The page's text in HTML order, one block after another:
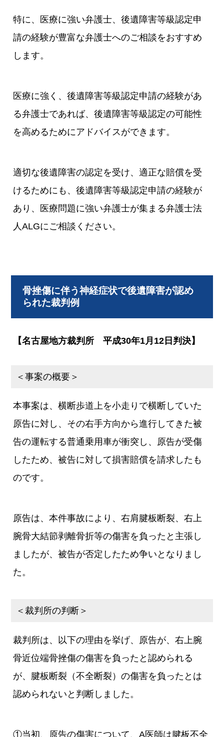
特に、医療に強い弁護士、後遺障害等級認定申
請の経験が豊富な弁護士へのご相談をおすすめ
します。
医療に強く、後遺障害等級認定申請の経験があ
る弁護士であれば、後遺障害等級認定の可能性
を高めるためにアドバイスができます。
適切な後遺障害の認定を受け、適正な賠償を受
けるためにも、後遺障害等級認定申請の経験が
あり、医療問題に強い弁護士が集まる弁護士法
人ALGにご相談ください。
骨挫傷に伴う神経症状で後遺障害が認め
られた裁判例
【名古屋地方裁判所 平成30年1月12日判決】
＜事案の概要＞
本事案は、横断歩道上を小走りで横断していた
原告に対し、その右手方向から進行してきた被
告の運転する普通乗用車が衝突し、原告が受傷
したため、被告に対して損害賠償を請求したも
のです。
原告は、本件事故により、右肩腱板断裂、右上
腕骨大結節剥離骨折等の傷害を負ったと主張し
ましたが、被告が否定したため争いとなりまし
た。
＜裁判所の判断＞
裁判所は、以下の理由を挙げ、原告が、右上腕
骨近位端骨挫傷の傷害を負ったと認められる
が、腱板断裂（不全断裂）の傷害を負ったとは
認められないと判断しました。
①当初、原告の傷害について、A医師は腱板不全